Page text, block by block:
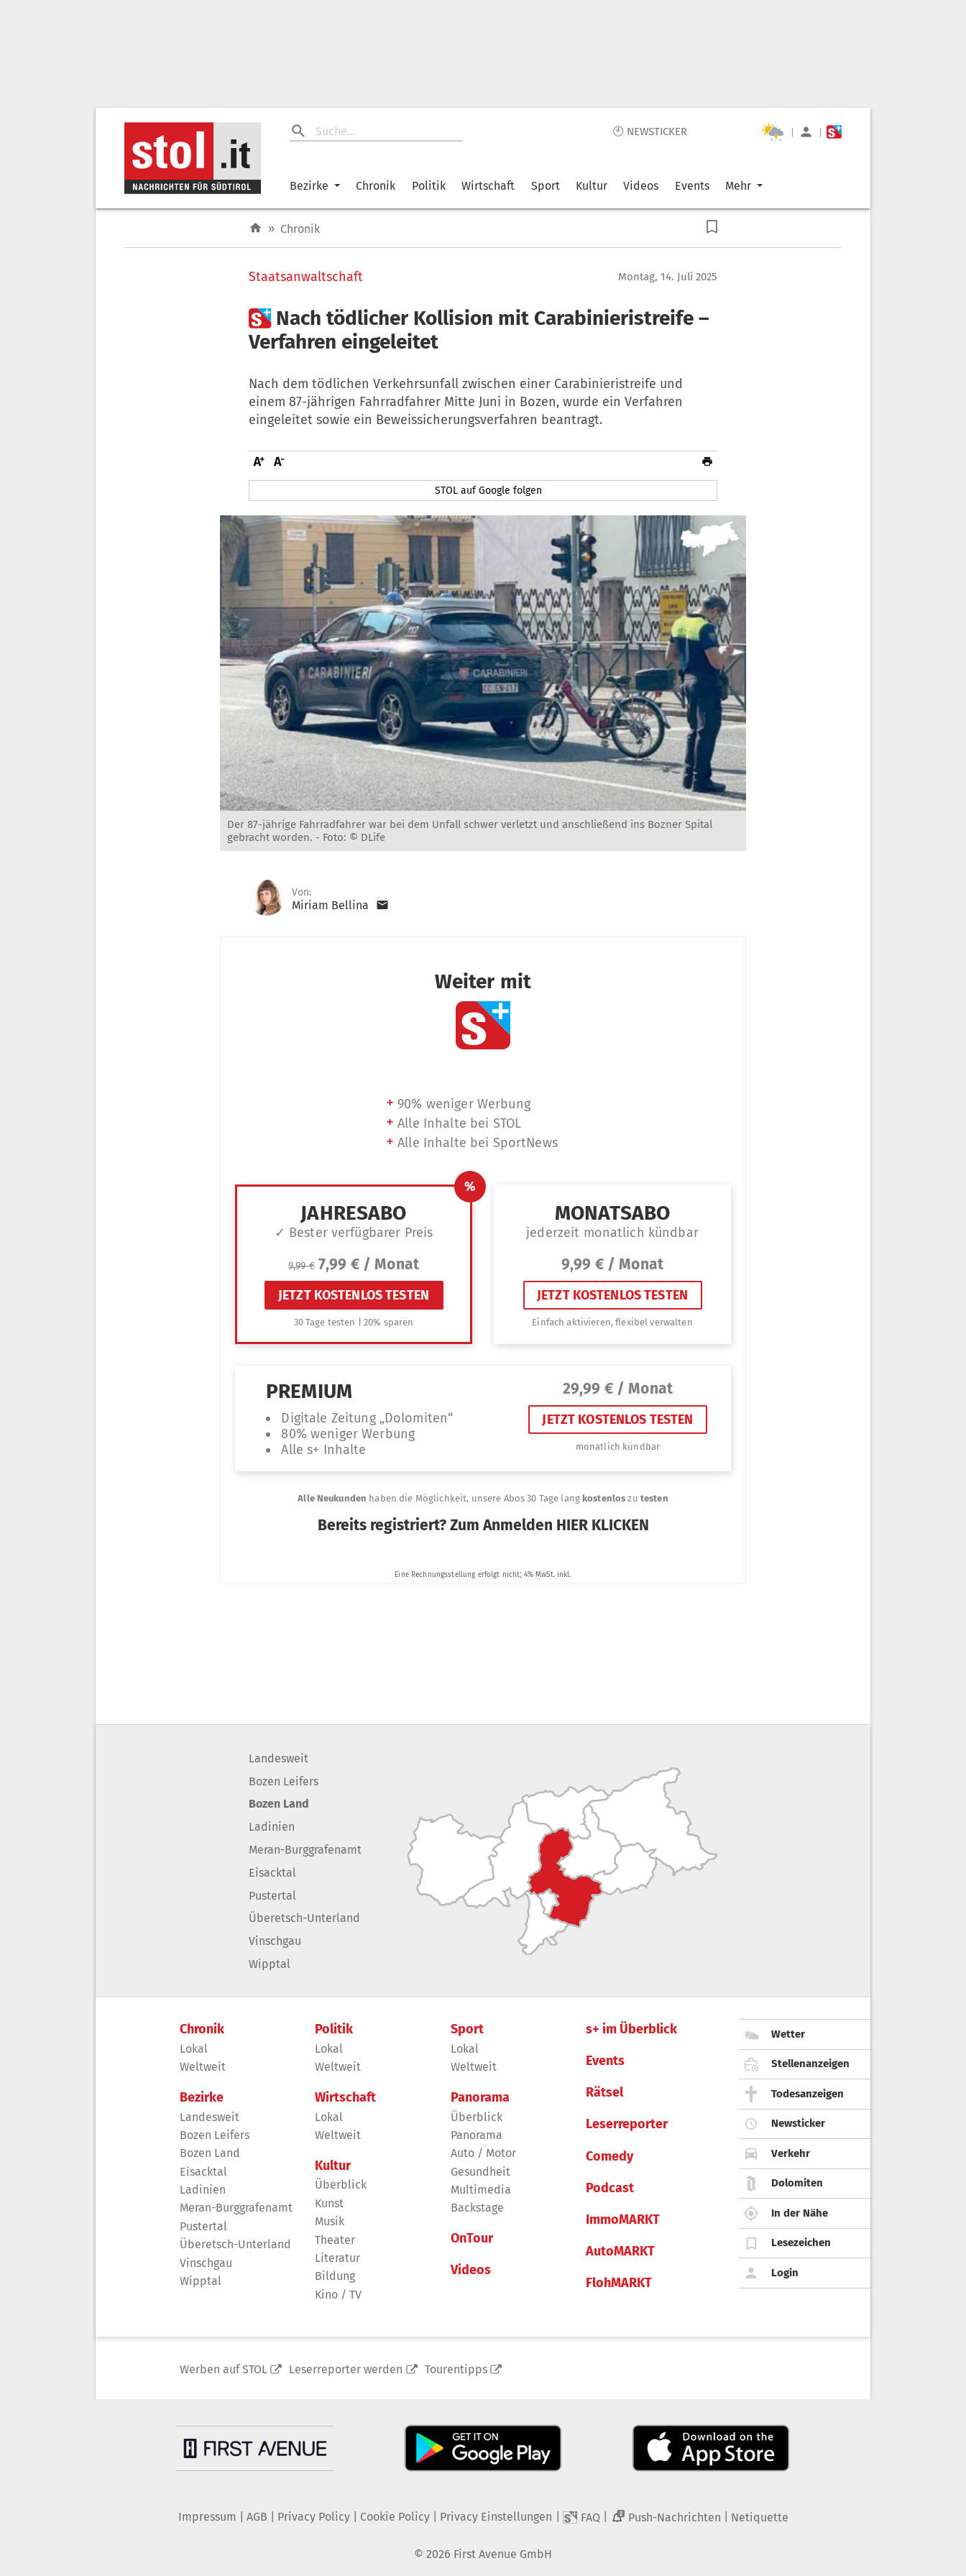
🕙 NEWSTICKER | |
Bezirke Chronik Politik Wirtschaft Sport Kultur Videos Events Mehr
» Chronik
Staatsanwaltschaft Montag, 14. Juli 2025
 Nach tödlicher Kollision mit Carabinieristreife –
Verfahren eingeleitet
Nach dem tödlichen Verkehrsunfall zwischen einer Carabinieristreife und
einem 87-jährigen Fahrradfahrer Mitte Juni in Bozen, wurde ein Verfahren
eingeleitet sowie ein Beweissicherungsverfahren beantragt.
STOL auf Google folgen
Der 87-jährige Fahrradfahrer war bei dem Unfall schwer verletzt und anschließend ins Bozner Spital
gebracht worden. - Foto: © DLife
Von:
Miriam Bellina
Landesweit
Bozen Leifers
Bozen Land
Ladinien
Meran-Burggrafenamt
Eisacktal
Pustertal
Überetsch-Unterland
Vinschgau
Wipptal
Chronik
Lokal
Weltweit
Bezirke
Landesweit
Bozen Leifers
Bozen Land
Eisacktal
Ladinien
Meran-Burggrafenamt
Pustertal
Überetsch-Unterland
Vinschgau
Wipptal
Politik
Lokal
Weltweit
Wirtschaft
Lokal
Weltweit
Kultur
Überblick
Kunst
Musik
Theater
Literatur
Bildung
Kino / TV
Sport
Lokal
Weltweit
Panorama
Überblick
Panorama
Auto / Motor
Gesundheit
Multimedia
Backstage
OnTour
Videos
s+ im Überblick
Events
Rätsel
Leserreporter
Comedy
Podcast
ImmoMARKT
AutoMARKT
FlohMARKT
Wetter
Stellenanzeigen
Todesanzeigen
Newsticker
Verkehr
Dolomiten
In der Nähe
Lesezeichen
Login
Werben auf STOL Leserreporter werden Tourentipps
Impressum AGB Privacy Policy| Cookie Policy| Privacy Einstellungen FAQ 2 Push-Nachrichten Netiquette
© 2026 First Avenue GmbH